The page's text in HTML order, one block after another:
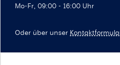
Mo-Fr, 09:00 - 16:00 Uhr
Oder über unser